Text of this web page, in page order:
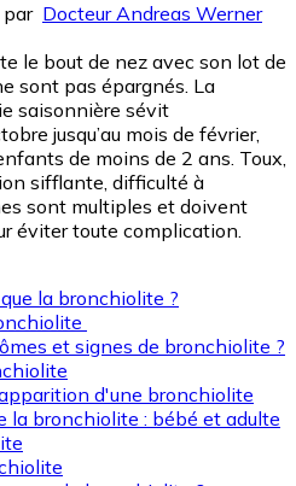
par Docteur Andreas Werner
le bout de nez avec son lot de
sont pas épargnés. La
saisonnière sévit
jusqu’au mois de février,
de moins de 2 ans. Toux,
sifflante, difficulté à
sont multiples et doivent
éviter toute complication.
la bronchiolite ?
et signes de bronchiolite ?
d'une bronchiolite
la bronchiolite : bébé et adulte